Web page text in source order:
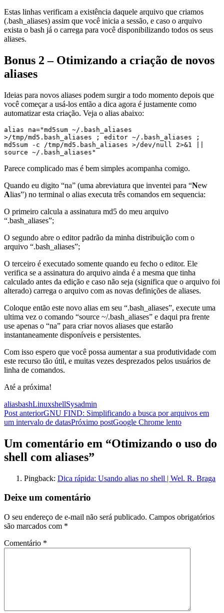
Estas linhas verificam a existência daquele arquivo que criamos
(.bash_aliases) assim que você inicia a sessão, e caso o arquivo
exista o bash já o carrega para você disponibilizando todos os seus
aliases.
Bonus 2 – Otimizando a criação de novos
aliases
Ideias para novos aliases podem surgir a todo momento depois que
você começar a usá-los então a dica agora é justamente como
automatizar esta criação. Veja o alias abaixo:
alias na="md5sum ~/.bash_aliases
>/tmp/md5.bash_aliases ; editor ~/.bash_aliases ;
md5sum -c /tmp/md5.bash_aliases >/dev/null 2>&1 ||
source ~/.bash_aliases"
Parece complicado mas é bem simples acompanha comigo.
Quando eu digito “na” (uma abreviatura que inventei para “New
Alias”) no terminal o alias executa três comandos em sequencia:
O primeiro calcula a assinatura md5 do meu arquivo
“.bash_aliases”;
O segundo abre o editor padrão da minha distribuição com o
arquivo “.bash_aliases”;
O terceiro é executado somente quando eu fecho o editor. Ele
verifica se a assinatura do arquivo ainda é a mesma que tinha
calculado antes da edição e caso não seja (significa que o arquivo foi
alterado) carrega o arquivo com as novas definições de aliases.
Coloque então este novo alias em seu “.bash_aliases”, execute uma
ultima vez o comando “source ~/.bash_aliases” e daqui pra frente
use apenas o “na” para criar novos aliases que estarão
instantaneamente disponíveis e persistentes.
Com isso espero que você possa aumentar a sua produtividade com
este recurso tão útil, e muitas vezes desprezados pelos usuários de
linha de comandos.
Até a próxima!
aliasbashLinuxshellSysadmin
Navegação
de
posts
Post anteriorGNU FIND: Simplificando a busca por arquivos em
um intervalo de datasPróximo postGoogle Chrome lento
Um comentário em “Otimizando o uso do
shell com aliases”
Pingback: Dica rápida: Usando alias no shell | Wel. R. Braga
Deixe um comentário
O seu endereço de e-mail não será publicado. Campos obrigatórios
são marcados com *
Comentário *